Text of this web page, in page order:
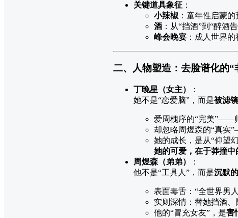
关键道具象征 ：
小辣椒 ：童年性启蒙
酒 ：从“挡酒”到“醉酒
峰会晚宴 ：成人世界
二、人物塑造：去脸谱化的“
丁晚星（女主）
：
她不是“恋爱脑”，而是被滤
爱周槐序的“完美”——
却忽略周煜森的“真实
她的成长，是从“仰望
她的可爱，在于莽撞中
周煜森（弟弟）
：
他不是“工具人”，而是沉默
表面毒舌：“全世界男
实则深情：替她挡酒、
他的“冒充女友”，是害